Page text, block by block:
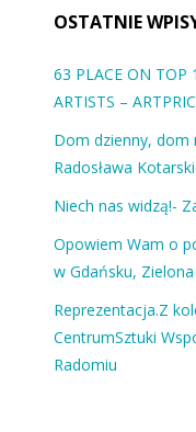
OSTATNIE
63 PLACE ON TOP
ARTISTS –
Dom dzienny, dom
Radosława
Niech nas widzą!-
Opowiem Wam o
w Gdańsku,
Reprezentacja.Z
CentrumSztuki
Radomiu